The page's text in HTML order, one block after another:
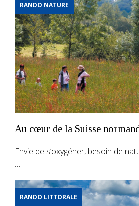
RANDO NATURE
Au cœur de la Suisse
Envie de s’oxygéner, besoin de
…
RANDO LITTORALE